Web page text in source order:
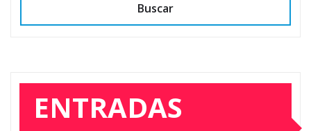
Buscar
ENTRADAS